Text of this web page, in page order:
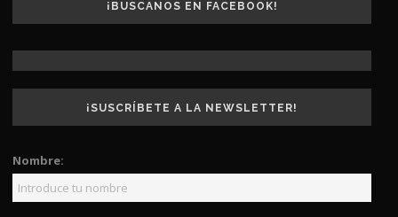
¡BUSCANOS EN FACEBOOK!
¡SUSCRÍBETE A LA NEWSLETTER!
Nombre: